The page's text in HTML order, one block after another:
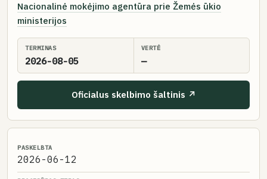
Nacionalinė mokėjimo agentūra prie Žemės ūkio
ministerijos
TERMINAS
2026-08-05
VERTĖ
—
Oficialus skelbimo šaltinis ↗
PASKELBTA
2026-06-12